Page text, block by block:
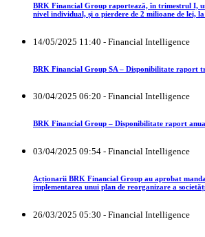
BRK Financial Group raportează, în trimestrul I,
nivel individual, și o pierdere de 2 milioane de lei,
14/05/2025 11:40 - Financial Intelligence
BRK Financial Group SA – Disponibilitate raport
30/04/2025 06:20 - Financial Intelligence
BRK Financial Group – Disponibilitate raport
03/04/2025 09:54 - Financial Intelligence
Acționarii BRK Financial Group au aprobat
implementarea unui plan de reorganizare a
26/03/2025 05:30 - Financial Intelligence